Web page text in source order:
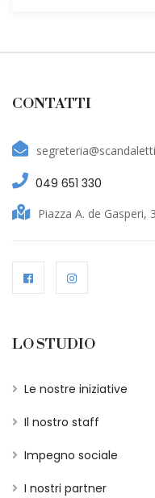
CONTATTI
049 651 330
Piazza A. de Gasperi,
LO STUDIO
Le nostre iniziative
Il nostro staff
Impegno sociale
I nostri partner